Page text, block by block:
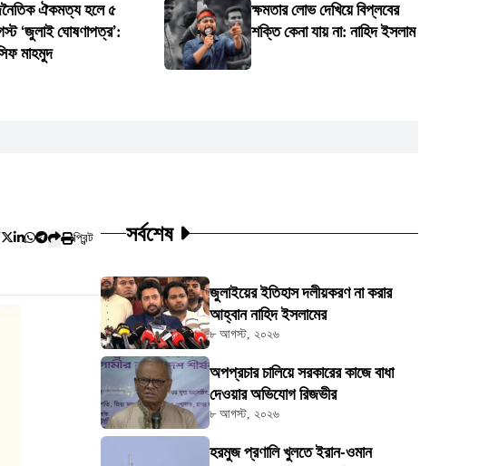
ঐকমত্য হলে ৫
‘জুলাই ঘোষণাপত্র’:
মাহমুদ
ক্ষমতার লোভ দেখিয়ে বিপ্লবের
শক্তি কেনা যায় না: নাহিদ ইসলাম
প্রিন্ট সর্বশেষ
জুলাইয়ের ইতিহাস দলীয়করণ না করার
আহ্বান নাহিদ ইসলামের
৮ আগস্ট, ২০২৬
অপপ্রচার চালিয়ে সরকারের কাজে বাধা
দেওয়ার অভিযোগ রিজভীর
৮ আগস্ট, ২০২৬
হরমুজ প্রণালি খুলতে ইরান-ওমান